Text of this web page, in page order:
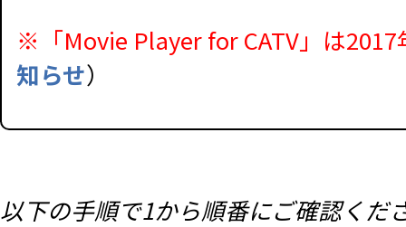
※「Movie Player for CATV」は
知らせ）
以下の手順で1から順番にご確認くだ